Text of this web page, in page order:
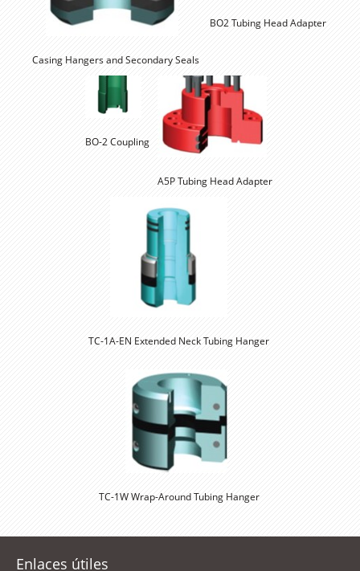
Casing Hangers and Secondary Seals
A5P Tubing Head Adapter
TC-1A-EN Extended Neck Tubing Hanger
Enlaces útiles